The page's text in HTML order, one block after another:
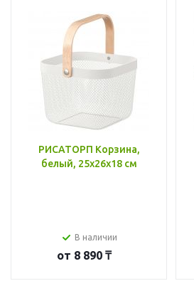
РИСАТОРП Корзина,
белый, 25x26x18 см
В наличии
от 8 890 ₸